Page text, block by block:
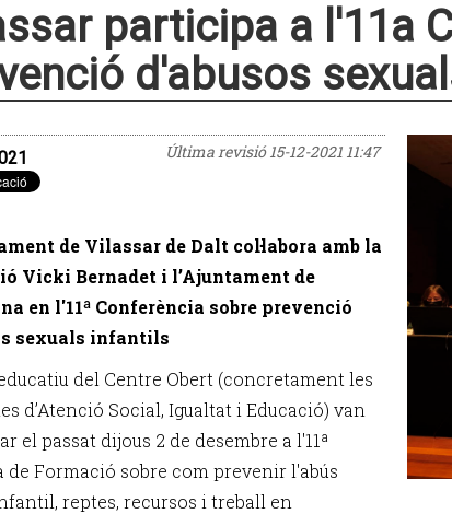
participa a l'11a
d'abusos
Última revisió15-12-2021 11:47
de Vilassar de Dalt col·labora amb la
Vicki Bernadet i l’Ajuntament de
en l'11ª Conferència sobre prevenció
sexuals infantils
del Centre Obert (concretament les
d’Atenció Social, Igualtat i Educació) van
el passat dijous 2 de desembre a l'11ª
de Formació sobre com prevenir l'abús
reptes, recursos i treball en